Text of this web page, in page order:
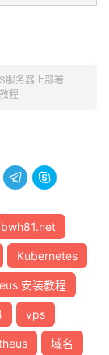
服务器上部署
程
 
bwh81.net
Kubernetes
安装教程
vps
域名